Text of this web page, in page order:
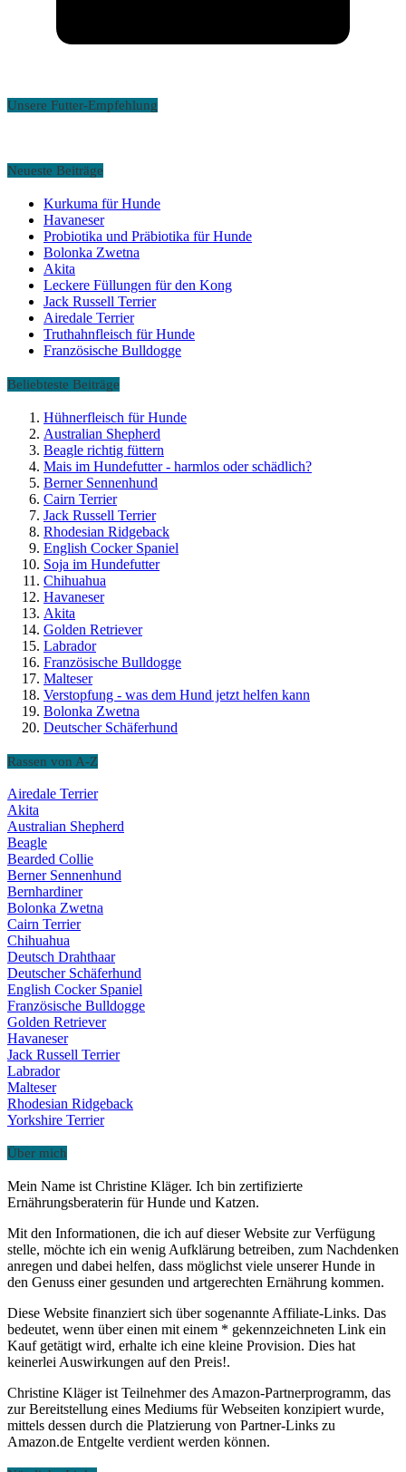
Unsere Futter-Empfehlung
Neueste Beiträge
Kurkuma für Hunde
Havaneser
Probiotika und Präbiotika für Hunde
Bolonka Zwetna
Akita
Leckere Füllungen für den Kong
Jack Russell Terrier
Airedale Terrier
Truthahnfleisch für Hunde
Französische Bulldogge
Beliebteste Beiträge
Hühnerfleisch für Hunde
Australian Shepherd
Beagle richtig füttern
Mais im Hundefutter - harmlos oder schädlich?
Berner Sennenhund
Cairn Terrier
Jack Russell Terrier
Rhodesian Ridgeback
English Cocker Spaniel
Soja im Hundefutter
Chihuahua
Havaneser
Akita
Golden Retriever
Labrador
Französische Bulldogge
Malteser
Verstopfung - was dem Hund jetzt helfen kann
Bolonka Zwetna
Deutscher Schäferhund
Rassen von A-Z
Airedale Terrier
Akita
Australian Shepherd
Beagle
Bearded Collie
Berner Sennenhund
Bernhardiner
Bolonka Zwetna
Cairn Terrier
Chihuahua
Deutsch Drahthaar
Deutscher Schäferhund
English Cocker Spaniel
Französische Bulldogge
Golden Retriever
Havaneser
Jack Russell Terrier
Labrador
Malteser
Rhodesian Ridgeback
Yorkshire Terrier
Über mich
Mein Name ist Christine Kläger. Ich bin zertifizierte
Ernährungsberaterin für Hunde und Katzen.
Mit den Informationen, die ich auf dieser Website zur Verfügung
stelle, möchte ich ein wenig Aufklärung betreiben, zum Nachdenken
anregen und dabei helfen, dass möglichst viele unserer Hunde in
den Genuss einer gesunden und artgerechten Ernährung kommen.
Diese Website finanziert sich über sogenannte Affiliate-Links. Das
bedeutet, wenn über einen mit einem * gekennzeichneten Link ein
Kauf getätigt wird, erhalte ich eine kleine Provision. Dies hat
keinerlei Auswirkungen auf den Preis!.
Christine Kläger ist Teilnehmer des Amazon-Partnerprogramm, das
zur Bereitstellung eines Mediums für Webseiten konzipiert wurde,
mittels dessen durch die Platzierung von Partner-Links zu
Amazon.de Entgelte verdient werden können.